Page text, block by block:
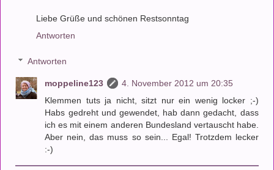
Liebe Grüße und schönen Restsonntag
Antworten
Antworten
moppeline123
4. November 2012 um 20:35
Klemmen tuts ja nicht, sitzt nur ein wenig locker ;-)
Habs gedreht und gewendet, hab dann gedacht, dass
ich es mit einem anderen Bundesland vertauscht habe.
Aber nein, das muss so sein... Egal! Trotzdem lecker
:-)